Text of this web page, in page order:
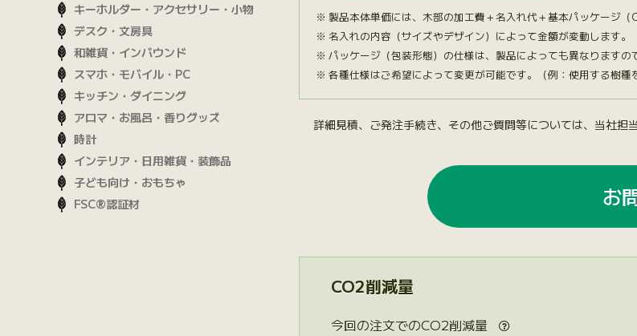
製品本体単価には、木部の加工費＋名入れ代＋基本パッケージ
名入れの内容（サイズやデザイン）によって金額が変動します。
パッケージ（包装形態）の仕様は、製品によっても異なりますの
各種仕様はご希望によって変更が可能です。（例：使用する樹
詳細見積、ご発注手続き、その他ご質問等については、当社担
お
CO2削減量
今回の注文でのCO2削減量 
キーホルダー・アクセサリー・小物
デスク・文房具
和雑貨・インバウンド
スマホ・モバイル・PC
キッチン・ダイニング
アロマ・お風呂・香りグッズ
時計
インテリア・日用雑貨・装飾品
子ども向け・おもちゃ
FSC®認証材